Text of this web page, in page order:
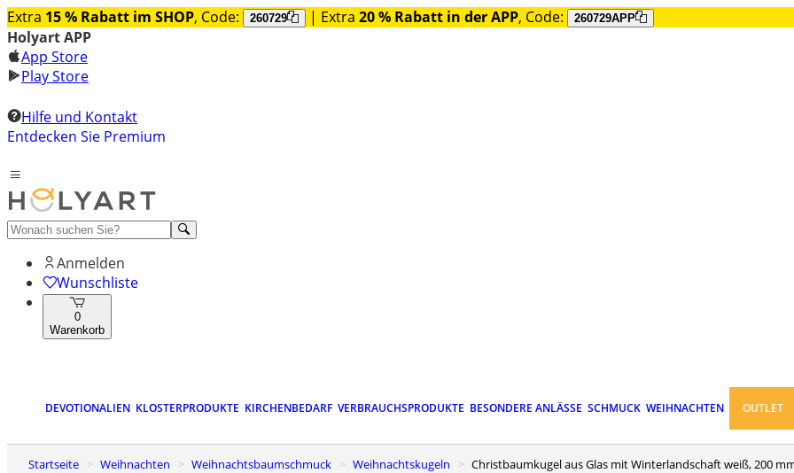
Extra 15 % Rabatt im SHOP, Code: 260729 | Extra 20 % Rabatt in der APP, Code: 260729APP
Holyart APP
App Store
Play Store
Hilfe und Kontakt
Entdecken Sie Premium
Anmelden
Wunschliste
0
Warenkorb
DEVOTIONALIEN KLOSTERPRODUKTE KIRCHENBEDARF VERBRAUCHSPRODUKTE BESONDERE ANLÄSSE SCHMUCK WEIHNACHTEN OUTLET
Startseite Weihnachten Weihnachtsbaumschmuck Weihnachtskugeln Christbaumkugel aus Glas mit Winterlandschaft weiß, 200